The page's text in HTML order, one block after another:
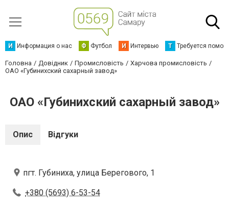
И Информация о нас Ф Футбол И Интервью Т Требуется
Головна Довідник Промисловість
Харчова промисловість
ОАО «Губинихский сахарный завод»
ОАО «Губинихский сахарный завод»
Опис Відгуки
пгт. Губиниха, улица Берегового, 1
+380 (5693) 6-53-54